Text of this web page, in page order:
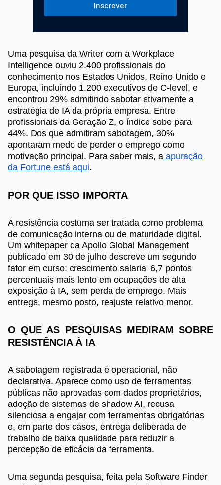
Inscrever
Uma pesquisa da Writer com a Workplace
Intelligence ouviu 2.400 profissionais do
conhecimento nos Estados Unidos, Reino Unido e
Europa, incluindo 1.200 executivos de C-level, e
encontrou 29% admitindo sabotar ativamente a
estratégia de IA da própria empresa. Entre
profissionais da Geração Z, o índice sobe para
44%. Dos que admitiram sabotagem, 30%
apontaram medo de perder o emprego como
motivação principal. Para saber mais, a apuração
da Fortune está aqui.
POR QUE ISSO IMPORTA
A resistência costuma ser tratada como problema
de comunicação interna ou de maturidade digital.
Um whitepaper da Apollo Global Management
publicado em 30 de julho descreve um segundo
fator em curso: crescimento salarial 6,7 pontos
percentuais mais lento em ocupações de alta
exposição à IA, sem perda de emprego. Mais
entrega, mesmo posto, reajuste relativo menor.
O QUE AS PESQUISAS MEDIRAM SOBRE
RESISTÊNCIA À IA
A sabotagem registrada é operacional, não
declarativa. Aparece como uso de ferramentas
públicas não aprovadas com dados proprietários,
adoção de sistemas de shadow AI, recusa
silenciosa a engajar com ferramentas obrigatórias
e, em parte dos casos, entrega deliberada de
trabalho de baixa qualidade para reduzir a
percepção de eficácia da ferramenta.
Uma segunda pesquisa, feita pela Software Finder